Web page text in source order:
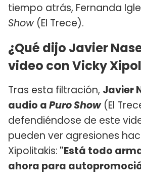
tiempo atrás, Fernanda
Show(El Trece).
¿Qué dijo Javier
video con Vicky
Tras esta filtración, Javier
audio aPuro Show(El
defendiéndose de este
pueden ver agresiones
Xipolitakis: "Está todo
ahora para